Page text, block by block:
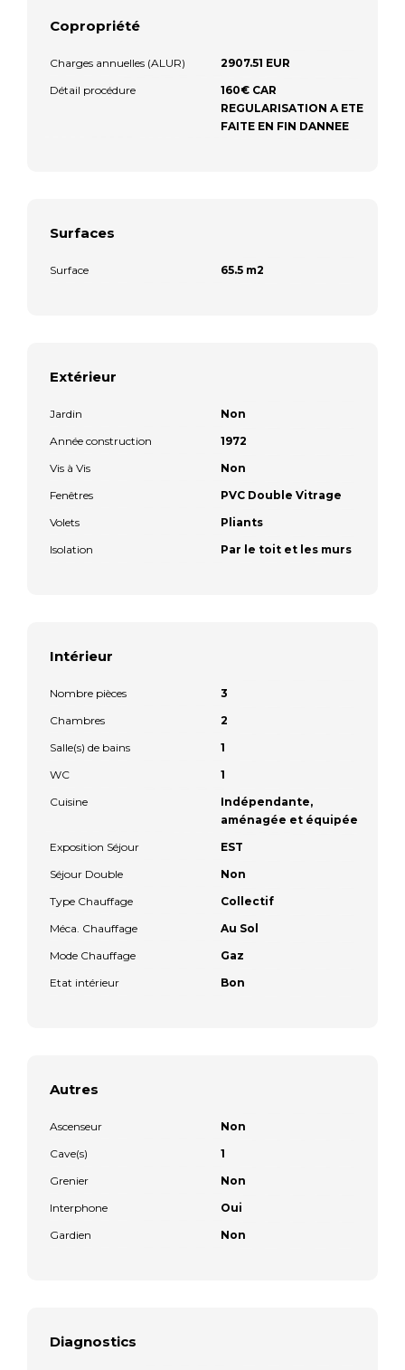
Copropriété
Charges annuelles (ALUR)
2907.51 EUR
Détail procédure
160€ CAR
REGULARISATION A ETE
FAITE EN FIN DANNEE
Surfaces
Surface 65.5 m2
Extérieur
Jardin
Non
Année construction
1972
Vis à Vis
Non
Fenêtres
PVC Double Vitrage
Volets
Pliants
Isolation
Par le toit et les murs
Intérieur
Nombre pièces
3
Chambres
2
Salle(s) de bains
1
WC
1
Cuisine
Indépendante,
aménagée et équipée
Exposition Séjour
EST
Séjour Double
Non
Type Chauffage
Collectif
Méca. Chauffage
Au Sol
Mode Chauffage
Gaz
Etat intérieur
Bon
Autres
Ascenseur
Non
Cave(s)
1
Grenier
Non
Interphone
Oui
Gardien
Non
Diagnostics